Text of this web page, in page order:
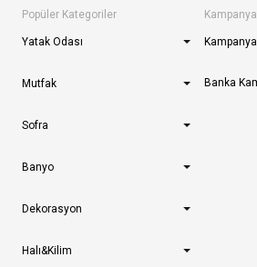
Popüler Kategoriler
Yatak Odası
Mutfak
Sofra
Banyo
Dekorasyon
Halı&Kilim
Banka